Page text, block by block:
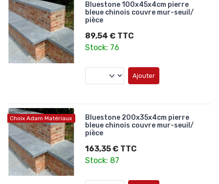
Bluestone 100x45x4cm pierre
bleue chinois couvre mur-seuil/
pièce
89,54 € TTC
Stock: 76
Ajouter
Choix Adam Matériaux
Bluestone 200x35x4cm pierre
bleue chinois couvre mur-seuil/
pièce
163,35 € TTC
Stock: 87